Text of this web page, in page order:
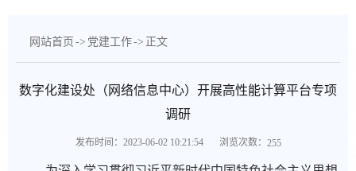
网站首页 -> 党建工作-> 正文
数字化建设处（网络信息中心）开展高性能计算平台专项
调研
发布时间：2023-06-02 10:21:54 浏览次数： 255